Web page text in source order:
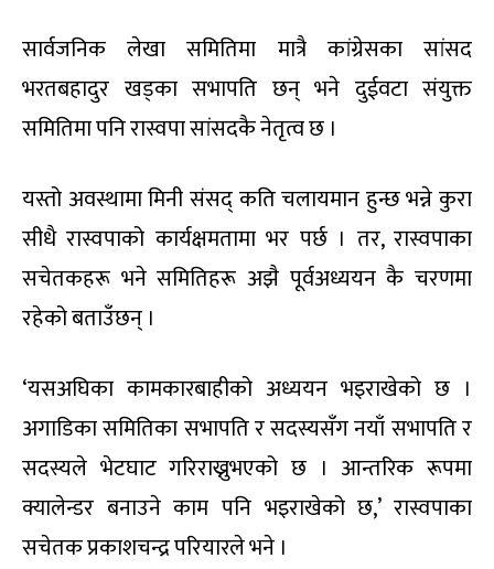
सार्वजनिक लेखा समितिमा मात्रै कांग्रेसका सांसद
भरतबहादुर खड्का सभापति छन् भने दुईवटा संयुक्त
समितिमा पनि रास्वपा सांसदकै नेतृत्व छ ।
यस्तो अवस्थामा मिनी संसद् कति चलायमान हुन्छ भन्ने कुरा
सीधै रास्वपाको कार्यक्षमतामा भर पर्छ । तर, रास्वपाका
सचेतकहरू भने समितिहरू अझै पूर्वअध्ययन कै चरणमा
रहेको बताउँछन् ।
‘यसअघिका कामकारबाहीको अध्ययन भइराखेको छ ।
अगाडिका समितिका सभापति र सदस्यसँग नयाँ सभापति र
सदस्यले भेटघाट गरिराख्नुभएको छ । आन्तरिक रूपमा
क्यालेन्डर बनाउने काम पनि भइराखेको छ,’ रास्वपाका
सचेतक प्रकाशचन्द्र परियारले भने ।